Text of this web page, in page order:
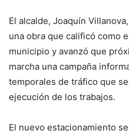
El alcalde, Joaquín
una obra que calificó como
municipio y avanzó que
marcha una campaña
temporales de tráfico que
ejecución de los trabajos.
El nuevo estacionamiento